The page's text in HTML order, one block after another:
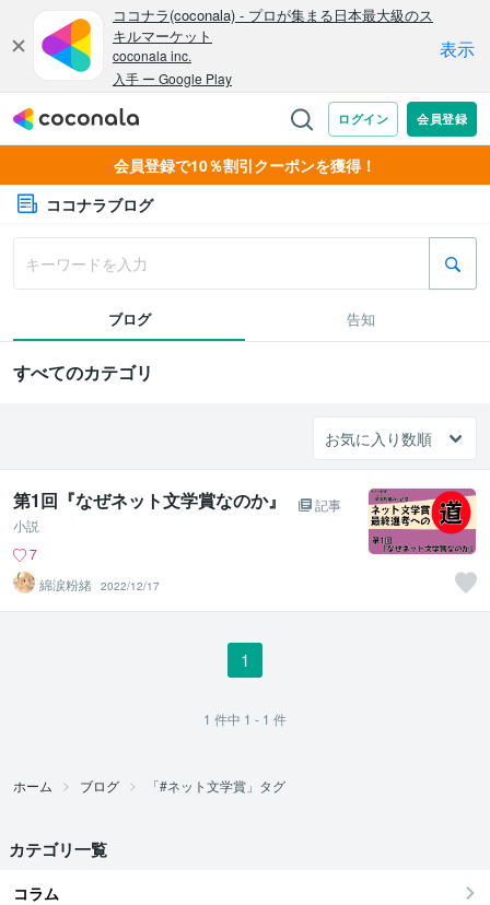
会員登録で10％割引クーポンを獲得！
ココナラブログ
ブログ 告知
すべてのカテゴリ
第1回『なぜネット文学賞なのか』
記事
小説
7
綿涙粉緒 2022/12/17
1
1 件中 1 - 1 件
ホーム ブログ 「#ネット文学賞」タグ
カテゴリ一覧
コラム